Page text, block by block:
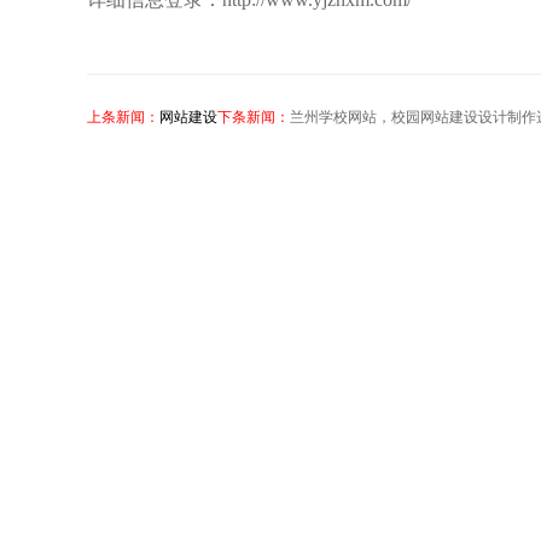
上条新闻： 网站建设下条新闻： 兰州学校网站，校园网站建设设计制作